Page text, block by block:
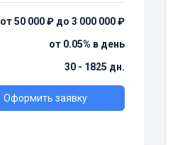
от 50 000 ₽ до 3 000 000 ₽
от 0.05% в день
30 - 1825 дн.
Оформить заявку